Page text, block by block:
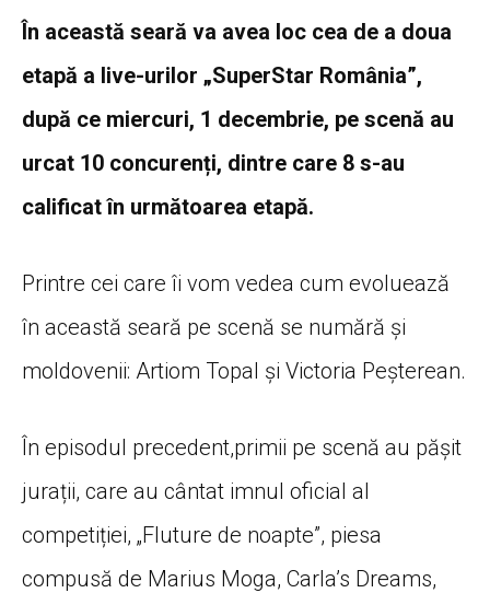
În această seară va avea loc cea de a doua
etapă a live-urilor „SuperStar România”,
după ce miercuri, 1 decembrie, pe scenă au
urcat 10 concurenți, dintre care 8 s-au
calificat în următoarea etapă.
Printre cei care îi vom vedea cum evoluează
în această seară pe scenă se numără și
moldovenii: Artiom Topal și Victoria Peșterean.
În episodul precedent,primii pe scenă au pășit
jurații, care au cântat imnul oficial al
competiției, „Fluture de noapte”, piesa
compusă de Marius Moga, Carla’s Dreams,